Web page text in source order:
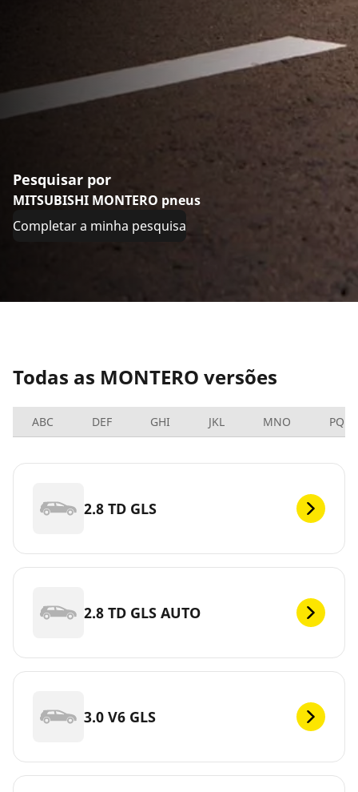
Pesquisar por
MITSUBISHI MONTERO pneus
Completar a minha pesquisa
Todas as MONTERO versões
ABC DEF GHI JKL MNO PQRS
2.8 TD GLS
2.8 TD GLS AUTO
3.0 V6 GLS